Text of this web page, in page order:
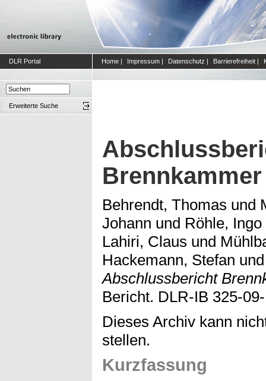
DLR Portal Home | Impressum | Datenschutz | Barrierefreiheit |
Erweiterte Suche
Brennkammer
Behrendt, Thomas und
Johann und Röhle, Ingo
Lahiri, Claus und
Hackemann, Stefan
Abschlussbericht
Bericht. DLR-IB 325-
Dieses Archiv kann
stellen.
Kurzfassung